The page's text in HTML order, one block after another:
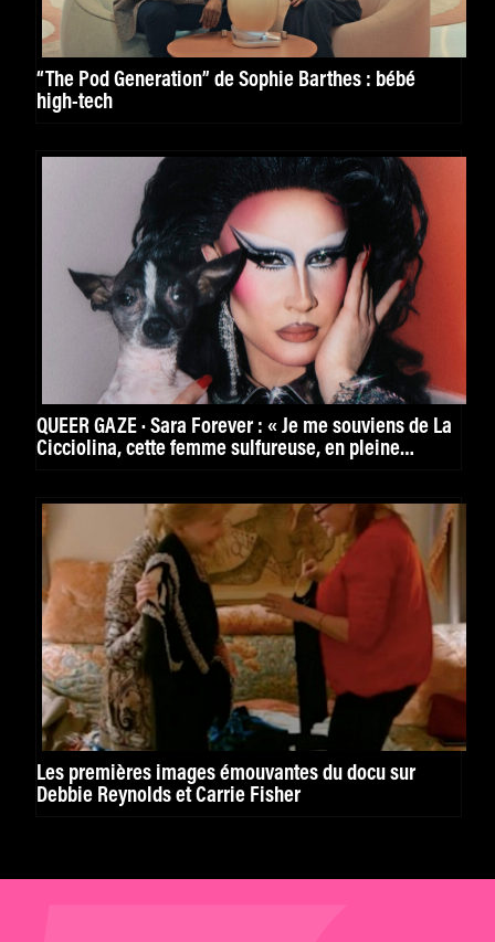
“The Pod Generation” de Sophie Barthes : bébé
high-tech
QUEER GAZE · Sara Forever : « Je me souviens de La
Cicciolina, cette femme sulfureuse, en pleine
Les premières images émouvantes du docu sur
Debbie Reynolds et Carrie Fisher